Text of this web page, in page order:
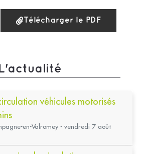
Télécharger le PDF
L'actualité